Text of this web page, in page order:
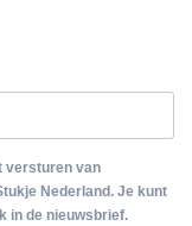
versturen van
Nederland. Je kunt
in de nieuwsbrief.